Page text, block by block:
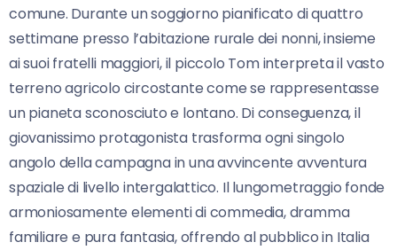
comune. Durante un soggiorno pianificato di quattro
settimane presso l’abitazione rurale dei nonni, insieme
ai suoi fratelli maggiori, il piccolo Tom interpreta il vasto
terreno agricolo circostante come se rappresentasse
un pianeta sconosciuto e lontano. Di conseguenza, il
giovanissimo protagonista trasforma ogni singolo
angolo della campagna in una avvincente avventura
spaziale di livello intergalattico. Il lungometraggio fonde
armoniosamente elementi di commedia, dramma
familiare e pura fantasia, offrendo al pubblico in Italia